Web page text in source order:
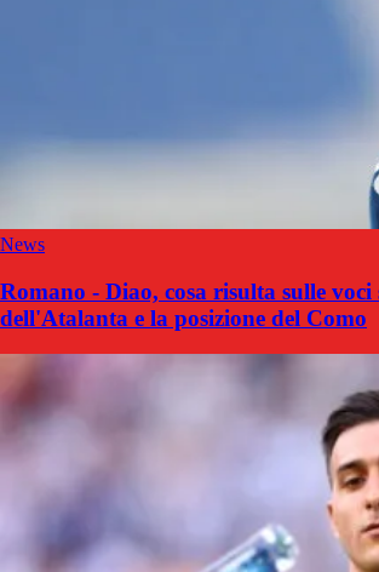
News
Romano - Diao, cosa risulta sulle voci
dell'Atalanta e la posizione del Como